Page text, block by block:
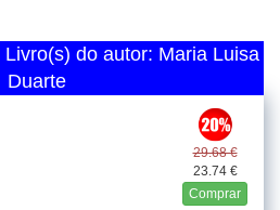
do autor: Maria Luisa
Duarte
29.68 €
23.74 €
Comprar